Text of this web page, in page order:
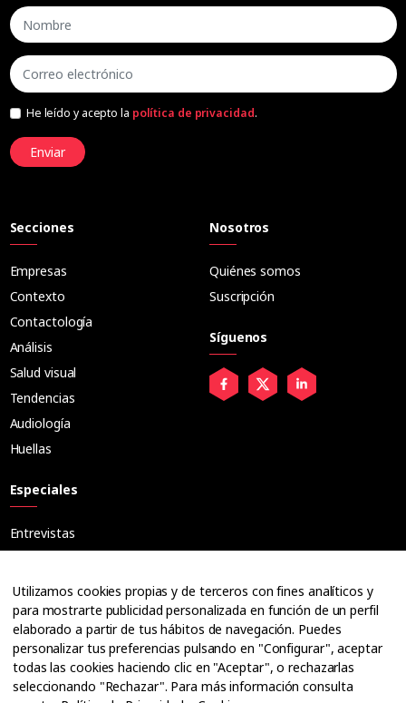
He leído y acepto la política de privacidad.
Enviar
Secciones
Empresas
Contexto
Contactología
Análisis
Salud visual
Tendencias
Audiología
Huellas
Especiales
Entrevistas
Ópticos
Cuadernos
Guías
Dossier
Anuarios
Nosotros
Quiénes somos
Suscripción
Síguenos
Utilizamos cookies propias y de terceros con fines analíticos y
para mostrarte publicidad personalizada en función de un perfil
elaborado a partir de tus hábitos de navegación. Puedes
personalizar tus preferencias pulsando en "Configurar", aceptar
todas las cookies haciendo clic en "Aceptar", o rechazarlas
seleccionando "Rechazar". Para más información consulta